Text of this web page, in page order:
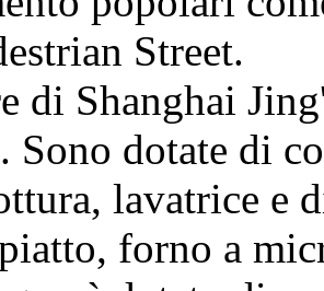
Street.
di Shanghai
Sono dotate di
lavatrice e
forno a